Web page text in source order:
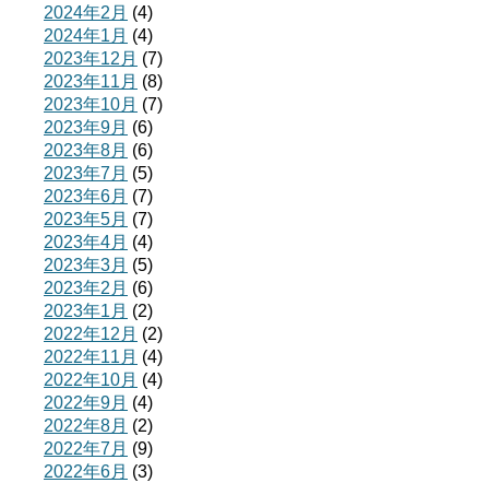
2024年2月 (4)
2024年1月 (4)
2023年12月 (7)
2023年11月 (8)
2023年10月 (7)
2023年9月 (6)
2023年8月 (6)
2023年7月 (5)
2023年6月 (7)
2023年5月 (7)
2023年4月 (4)
2023年3月 (5)
2023年2月 (6)
2023年1月 (2)
2022年12月 (2)
2022年11月 (4)
2022年10月 (4)
2022年9月 (4)
2022年8月 (2)
2022年7月 (9)
2022年6月 (3)